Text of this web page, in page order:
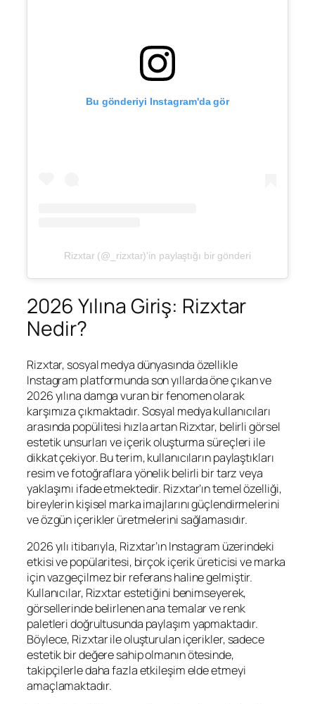
Bu gönderiyi Instagram'da gör
Rizxtar (@_rizxtar)'in paylaştığı bir gönderi
2026 Yılına Giriş: Rizxtar
Nedir?
Rizxtar, sosyal medya dünyasında özellikle
Instagram platformunda son yıllarda öne çıkan ve
2026 yılına damga vuran bir fenomen olarak
karşımıza çıkmaktadır. Sosyal medya kullanıcıları
arasında popülitesi hızla artan Rizxtar, belirli görsel
estetik unsurları ve içerik oluşturma süreçleri ile
dikkat çekiyor. Bu terim, kullanıcıların paylaştıkları
resim ve fotoğraflara yönelik belirli bir tarz veya
yaklaşımı ifade etmektedir. Rizxtar’ın temel özelliği,
bireylerin kişisel marka imajlarını güçlendirmelerini
ve özgün içerikler üretmelerini sağlamasıdır.
2026 yılı itibarıyla, Rizxtar’ın Instagram üzerindeki
etkisi ve popülaritesi, birçok içerik üreticisi ve marka
için vazgeçilmez bir referans haline gelmiştir.
Kullanıcılar, Rizxtar estetiğini benimseyerek,
görsellerinde belirlenen ana temalar ve renk
paletleri doğrultusunda paylaşım yapmaktadır.
Böylece, Rizxtar ile oluşturulan içerikler, sadece
estetik bir değere sahip olmanın ötesinde,
takipçilerle daha fazla etkileşim elde etmeyi
amaçlamaktadır.